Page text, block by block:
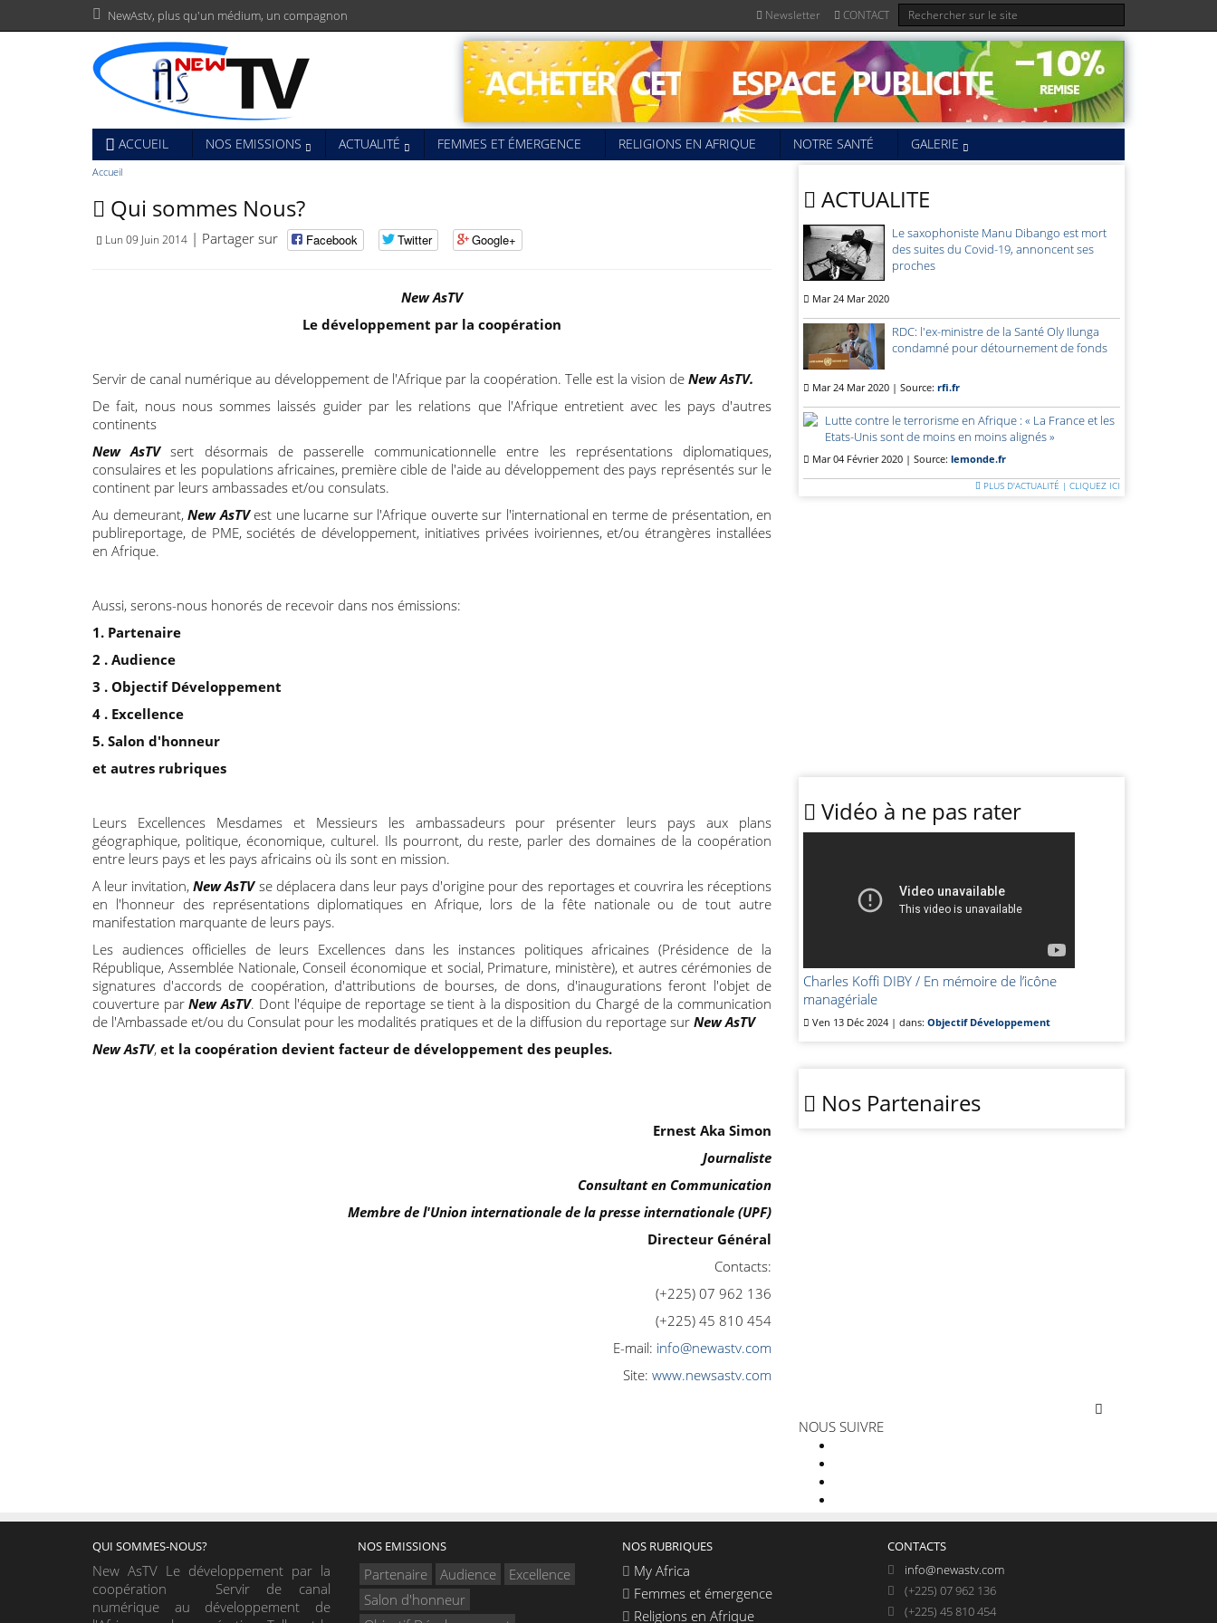
NewAstv, plusqu'un médium, un compagnon Newsletter CONTACT
ACCUEIL NOS EMISSIONS ACTUALITÉ FEMMES ET ÉMERGENCE RELIGIONS EN AFRIQUE NOTRE SANTÉ GALERIE
Accueil
Qui sommes Nous?
Lun 09 Juin 2014 | Partager sur Facebook Twitter Google+
New AsTV
Le développement par la coopération
Servir de canal numérique au développement de l'Afrique par la coopération. Telle est la vision de New AsTV.
De fait, nous nous sommes laissés guider par les relations que l'Afrique entretient avec les pays d'autres
continents
New AsTVsert désormais de passerelle communicationnelle entre les représentations diplomatiques,
consulaires et les populations africaines, première cible de l'aide au développement des pays représentés sur le
continent par leurs ambassades et/ou consulats.
Au demeurant, New AsTV est une lucarne sur l'Afrique ouverte sur l'international en terme de présentation, en
publireportage, de PME, sociétés de développement, initiatives privées ivoiriennes, et/ou étrangères installées
en Afrique.
Aussi, serons-nous honorés de recevoir dans nos émissions:
1. Partenaire
2 . Audience
3 . Objectif Développement
4 . Excellence
5. Salon d'honneur
et autres rubriques
Leurs Excellences Mesdames et Messieurs les ambassadeurs pour présenter leurs pays aux plans
géographique, politique, économique, culturel. Ils pourront, du reste, parler des domaines de la coopération
entre leurs pays et les pays africains où ils sont en mission.
A leur invitation,New AsTVse déplacera dans leur pays d'origine pour des reportages et couvrira les réceptions
en l'honneur des représentations diplomatiques en Afrique, lors de la fête nationale ou de tout autre
manifestation marquante de leurs pays.
Les audiences officielles de leurs Excellences dans les instances politiques africaines (Présidence de la
République, Assemblée Nationale, Conseil économique et social, Primature, ministère), et autres cérémonies de
signatures d'accords de coopération, d'attributions de bourses, de dons, d'inaugurations feront l'objet de
couverture parNew AsTV. Dont l'équipe de reportage se tient à la disposition du Chargé de la communication
de l'Ambassade et/ou du Consulat pour les modalités pratiques et de la diffusion du reportage sur New AsTV
New AsTV, et la coopération devient facteur de développement des peuples.
Ernest Aka Simon
Journaliste
Consultant en Communication
Membre de l'Union internationale de la presse internationale (UPF)
Directeur Général
Contacts:
(+225) 07 962 136
(+225) 45 810 454
E-mail: info@newastv.com
Site: www.newsastv.com
ACTUALITE
Le saxophoniste Manu Dibango est mort
des suites du Covid-19, annoncent ses
proches
Mar 24 Mar 2020
RDC: l'ex-ministre de la Santé Oly Ilunga
condamné pour détournement de fonds
Mar 24 Mar 2020 | Source: rfi.fr
Lutte contre le terrorisme en Afrique : « La France et les
Etats-Unis sont de moins en moins alignés »
Mar 04 Février 2020 | Source: lemonde.fr
PLUS D'ACTUALITÉ | CLIQUEZ ICI
Vidéo à ne pas rater
Charles Koffi DIBY / En mémoire de l’icône
managériale
Ven 13 Déc 2024 | dans: Objectif Développement
Nos Partenaires
NOUS SUIVRE
QUI SOMMES-NOUS?
New AsTV Le développement par la
coopération Servir de canal
numérique au développement de
NOS EMISSIONS
Partenaire Audience
Excellence
Salon d'honneur
NOS RUBRIQUES
My Africa
Femmes et émergence
Religions en Afrique
CONTACTS
info@newastv.com
(+225) 07 962 136
(+225) 45 810 454